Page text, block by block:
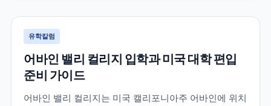
유학칼럼
어바인 밸리 컬리지 입학과 미국 대학 편입
준비 가이드
어바인 밸리 컬리지는 미국 캘리포니아주 어바인에 위치